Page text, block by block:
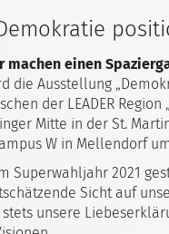
einen
die Ausstellung
der LEADER
Mitte in der St.
W in Mellendorf
Superwahljahr 2021
Sicht auf
stets unsere